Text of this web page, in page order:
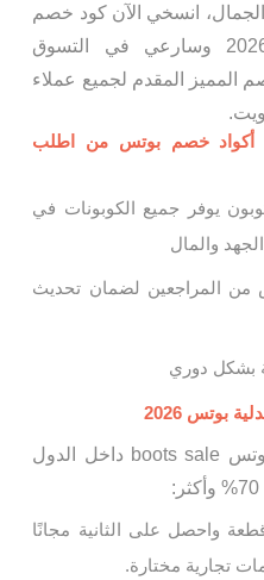
انسخي الآن كود خصم
بوتس الكويت 2026 وسارعي في التسوق
المميز المقدم لجميع عملاء
أكواد خصم بوتس من اطلب
يوفر جميع الكوبونات في
والمال
المراجعين لضمان تحديث
بشكل دوري
بوتس 2026
عروض صيدلية بوتس boots sale داخل الدول
واحصل على الثانية مجانًا
تجارية مختارة.